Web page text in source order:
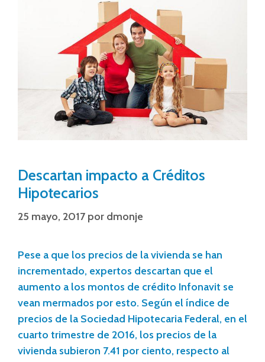
Descartan impacto a Créditos
Hipotecarios
25 mayo, 2017 por dmonje
Pese a que los precios de la vivienda se han
incrementado, expertos descartan que el
aumento a los montos de crédito Infonavit se
vean mermados por esto. Según el índice de
precios de la Sociedad Hipotecaria Federal, en el
cuarto trimestre de 2016, los precios de la
vivienda subieron 7.41 por ciento, respecto al